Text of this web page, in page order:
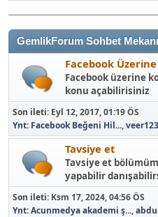
GemlikForum Sohbet Mekanı
Facebook Üzerine
Facebook üzerine
konu açabilirisiniz
Son ileti: Eyl 12, 2017, 01:19 ÖS
Ynt: Facebook Beğeni Hil...,veer123
Tavsiye et
Tavsiye et
yapabilir
Son ileti: Ksm 17, 2024, 04:56 ÖS
Ynt: Acunmedya akademi ş...,